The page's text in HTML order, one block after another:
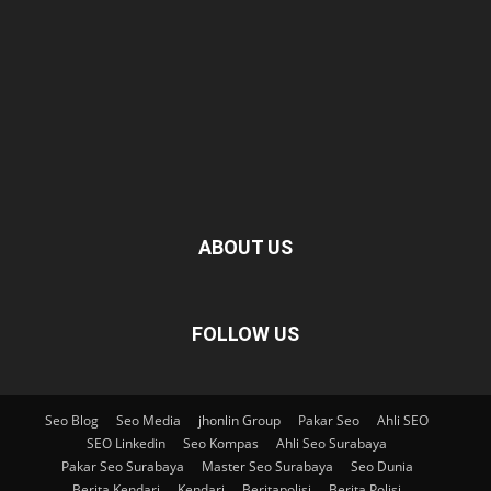
ABOUT US
FOLLOW US
Seo Blog Seo Media jhonlin Group Pakar Seo
Ahli SEO
SEO Linkedin
Seo Kompas
Ahli Seo Surabaya
Pakar Seo Surabaya
Master Seo Surabaya
Seo Dunia